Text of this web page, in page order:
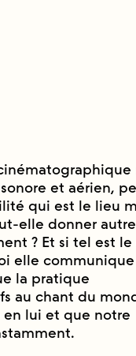
et aérien,
qui est le lieu
elle donner autre
? Et si tel est le
elle communique
la pratique
au chant du
lui et que notre